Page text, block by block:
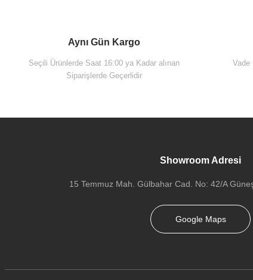
Aynı Gün Kargo
Seçili Ürünlerde Saat 16:00 ya Kadar alınan
Siparişlerde Geçerlidir
Vade
Showroom Adresi
15 Temmuz Mah. Gülbahar Cad. No: 42/A
Google Maps